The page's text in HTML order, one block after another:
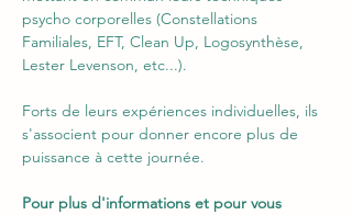
psycho corporelles (Constellations
Familiales, EFT, Clean Up, Logosynthèse,
Lester Levenson, etc...).
Forts de leurs expériences individuelles, ils
s'associent pour donner encore plus de
puissance à cette journée.
Pour plus d'informations et pour vous